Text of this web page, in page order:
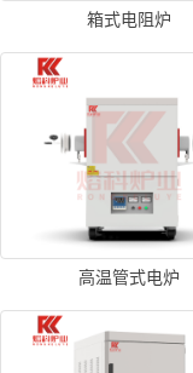
箱式电阻炉
高温管式电炉